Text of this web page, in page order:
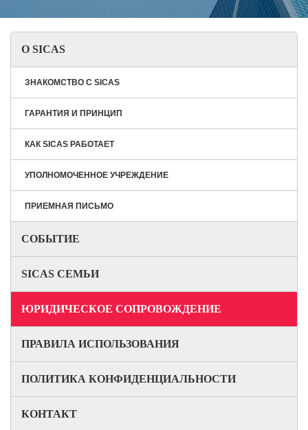
О SICAS
ЗНАКОМСТВО С SICAS
ГАРАНТИЯ И ПРИНЦИП
КАК SICAS РАБОТАЕТ
УПОЛНОМОЧЕННОЕ УЧРЕЖДЕНИЕ
ПРИЕМНАЯ ПИСЬМО
СОБЫТИЕ
SICAS СЕМЬИ
ЮРИДИЧЕСКОЕ СОПРОВОЖДЕНИЕ
ПРАВИЛА ИСПОЛЬЗОВАНИЯ
ПОЛИТИКА КОНФИДЕНЦИАЛЬНОСТИ
КОНТАКТ